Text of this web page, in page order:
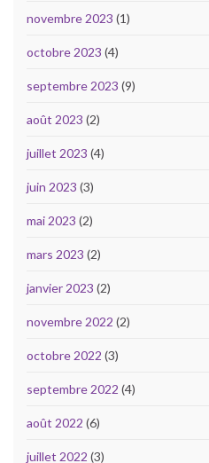
novembre 2023 (1)
octobre 2023 (4)
septembre 2023 (9)
août 2023 (2)
juillet 2023 (4)
juin 2023 (3)
mai 2023 (2)
mars 2023 (2)
janvier 2023 (2)
novembre 2022 (2)
octobre 2022 (3)
septembre 2022 (4)
août 2022 (6)
juillet 2022 (3)